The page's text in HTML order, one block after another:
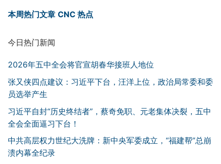
本周热门文章 CNC 热点
今日热门新闻
2026年五中全会将官宣胡春华接班人地位
张又侠四点建议：习近平下台，汪洋上位，政治局常委和委
员选举产生
习近平自封“历史终结者”，蔡奇免职、元老集体决裂，五中
全会全面逼习下台！
中共高层权力世纪大洗牌：新中央军委成立，“福建帮”总崩
溃内幕全纪录